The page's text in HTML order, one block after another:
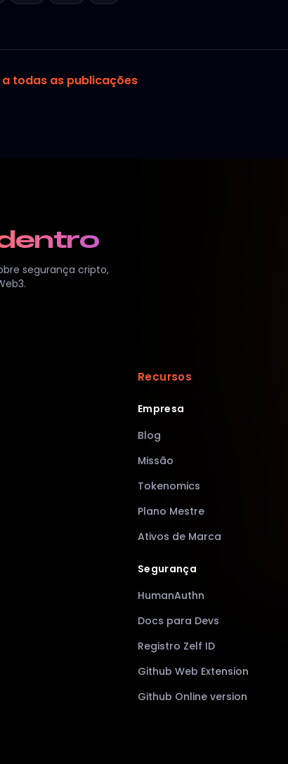
todas as publicações
segurança cripto,
Recursos
Empresa
Blog
Missão
Tokenomics
Plano Mestre
Ativos de Marca
Segurança
HumanAuthn
Docs para Devs
Registro Zelf ID
Github Web Extension
Github Online version